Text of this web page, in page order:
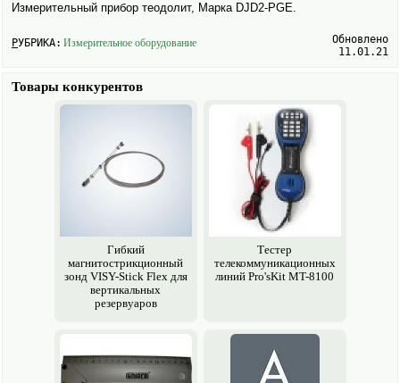
Измерительный прибор теодолит, Марка DJD2-PGE.
РУБРИКА: Измерительное обору­дование
Обновлено
11.01.21
Товары конкурентов
Гибкий
магнитострикционный
зонд VISY-Stick Flex для
вертикальных
резервуаров
Тестер
телекоммуникационных
линий Pro'sKit MT-8100